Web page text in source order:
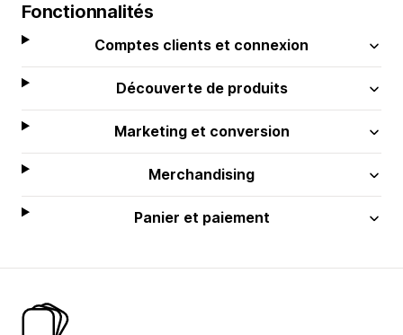
Fonctionnalités
Comptes clients et connexion
Découverte de produits
Marketing et conversion
Merchandising
Panier et paiement